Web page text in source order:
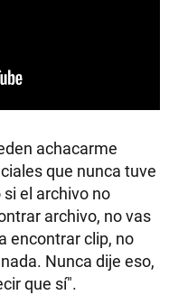
achacarme
que nunca tuve
el archivo no
archivo, no vas
encontrar clip, no
Nunca dije eso,
que sí".